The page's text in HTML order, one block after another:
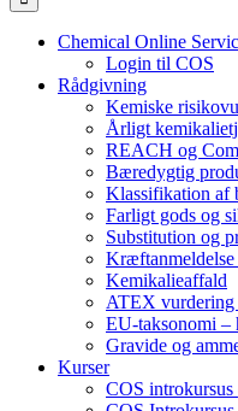
Chemical Online
Login til COS
Rådgivning
Kemiske
Årligt
REACH og
Bæredygtig
Klassifikation af
Farligt gods og
Substitution og
Kræftanmeldelse
Kemikalieaffald
ATEX vurdering
EU-taksonomi –
Gravide og
Kurser
COS